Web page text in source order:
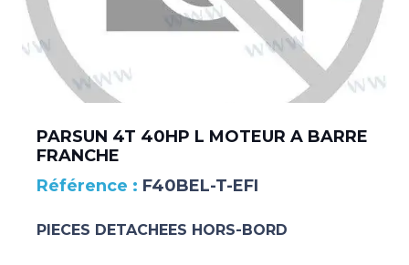
PARSUN 4T 40HP L MOTEUR A BARRE
FRANCHE
F40BEL-T-EFI
PIECES DETACHEES HORS-BORD